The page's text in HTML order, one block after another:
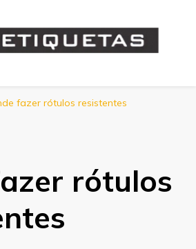
fazer rótulos resistentes
rótulos